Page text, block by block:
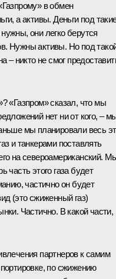
в обмен
а активы. Деньги под
они легко берутся
Нужны активы. Но под
– никто не смог
«Газпром» сказал, что мы
нет ни от кого, –
мы планировали весь
и танкерами поставлять
на североамериканский.
часть этого газа будет
частично он будет
(это сжиженный газ)
Частично. В какой
партнеров к самим
по сжижению